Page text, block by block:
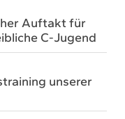
Auftakt für
C-Jugend
unserer